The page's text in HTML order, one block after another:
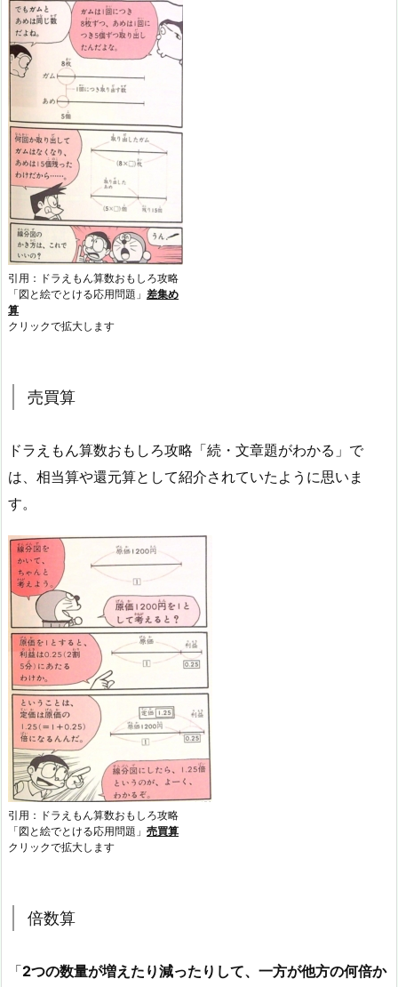
引用：ドラえもん算数おもしろ攻略
「図と絵でとける応用問題」 差集め
算
クリックで拡大します
売買算
ドラえもん算数おもしろ攻略「続・文章題がわかる」で
は、相当算や還元算として紹介されていたように思いま
す。
引用：ドラえもん算数おもしろ攻略
「図と絵でとける応用問題」 売買算
クリックで拡大します
倍数算
「2つの数量が増えたり減ったりして、一方が他方の何倍か